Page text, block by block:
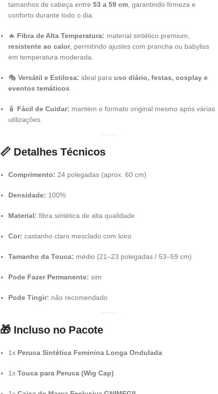
tamanhos de cabeça entre 53 a 59 cm, garantindo firmeza e
conforto durante todo o dia.
🔥 Fibra de Alta Temperatura: material sintético premium,
resistente ao calor, permitindo ajustes com prancha ou babyliss
em temperatura moderada.
🎭 Versátil e Estilosa: ideal para uso diário, festas, cosplay e
eventos temáticos.
🧴 Fácil de Cuidar: mantém o formato original mesmo após várias
utilizações.
📏 Detalhes Técnicos
Comprimento: 24 polegadas (aprox. 60 cm)
Densidade: 100%
Material: fibra sintética de alta qualidade
Cor: castanho claro mesclado com loiro
Tamanho da Touca: médio (21–23 polegadas / 53–59 cm)
Pode Fazer Permanente: sim
Pode Tingir: não recomendado
🎁 Incluso no Pacote
1x Peruca Sintética Feminina Longa Ondulada
1x Touca para Peruca (Wig Cap)